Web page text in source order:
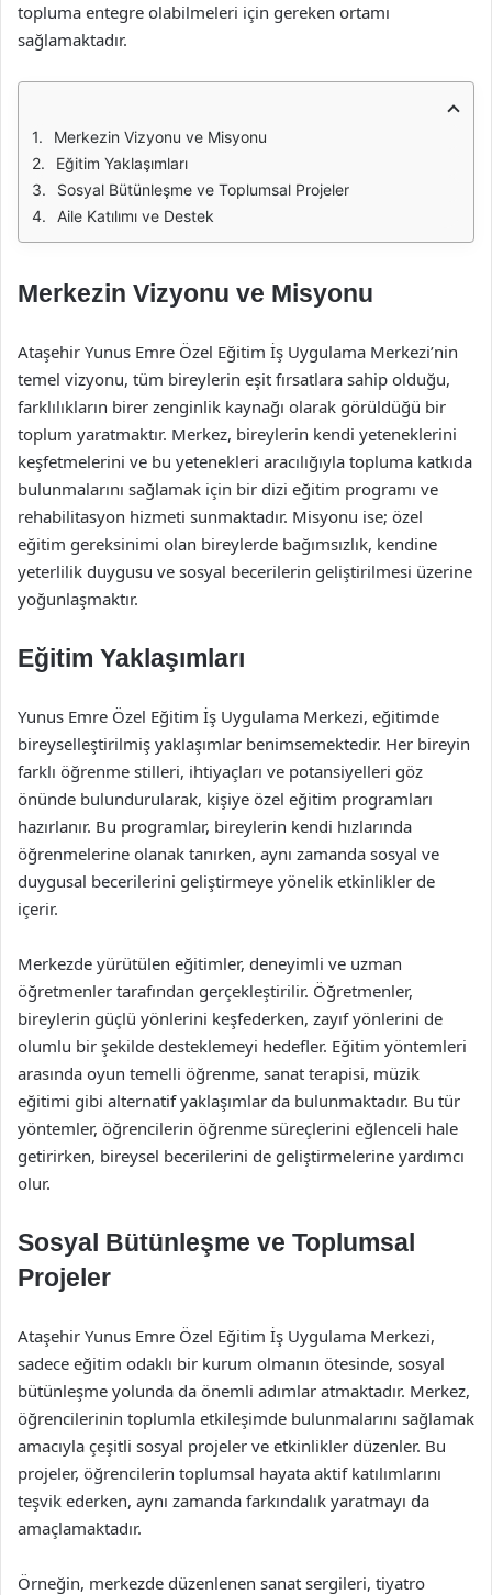
topluma entegre olabilmeleri için gereken ortamı
sağlamaktadır.
Merkezin Vizyonu ve Misyonu
Eğitim Yaklaşımları
Sosyal Bütünleşme ve Toplumsal Projeler
Aile Katılımı ve Destek
Merkezin Vizyonu ve Misyonu
Ataşehir Yunus Emre Özel Eğitim İş Uygulama Merkezi’nin
temel vizyonu, tüm bireylerin eşit fırsatlara sahip olduğu,
farklılıkların birer zenginlik kaynağı olarak görüldüğü bir
toplum yaratmaktır. Merkez, bireylerin kendi yeteneklerini
keşfetmelerini ve bu yetenekleri aracılığıyla topluma katkıda
bulunmalarını sağlamak için bir dizi eğitim programı ve
rehabilitasyon hizmeti sunmaktadır. Misyonu ise; özel
eğitim gereksinimi olan bireylerde bağımsızlık, kendine
yeterlilik duygusu ve sosyal becerilerin geliştirilmesi üzerine
yoğunlaşmaktır.
Eğitim Yaklaşımları
Yunus Emre Özel Eğitim İş Uygulama Merkezi, eğitimde
bireyselleştirilmiş yaklaşımlar benimsemektedir. Her bireyin
farklı öğrenme stilleri, ihtiyaçları ve potansiyelleri göz
önünde bulundurularak, kişiye özel eğitim programları
hazırlanır. Bu programlar, bireylerin kendi hızlarında
öğrenmelerine olanak tanırken, aynı zamanda sosyal ve
duygusal becerilerini geliştirmeye yönelik etkinlikler de
içerir.
Merkezde yürütülen eğitimler, deneyimli ve uzman
öğretmenler tarafından gerçekleştirilir. Öğretmenler,
bireylerin güçlü yönlerini keşfederken, zayıf yönlerini de
olumlu bir şekilde desteklemeyi hedefler. Eğitim yöntemleri
arasında oyun temelli öğrenme, sanat terapisi, müzik
eğitimi gibi alternatif yaklaşımlar da bulunmaktadır. Bu tür
yöntemler, öğrencilerin öğrenme süreçlerini eğlenceli hale
getirirken, bireysel becerilerini de geliştirmelerine yardımcı
olur.
Sosyal Bütünleşme ve Toplumsal
Projeler
Ataşehir Yunus Emre Özel Eğitim İş Uygulama Merkezi,
sadece eğitim odaklı bir kurum olmanın ötesinde, sosyal
bütünleşme yolunda da önemli adımlar atmaktadır. Merkez,
öğrencilerinin toplumla etkileşimde bulunmalarını sağlamak
amacıyla çeşitli sosyal projeler ve etkinlikler düzenler. Bu
projeler, öğrencilerin toplumsal hayata aktif katılımlarını
teşvik ederken, aynı zamanda farkındalık yaratmayı da
amaçlamaktadır.
Örneğin, merkezde düzenlenen sanat sergileri, tiyatro